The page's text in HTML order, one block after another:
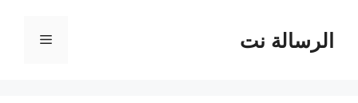
المحتوىالرسالة نت القائمة